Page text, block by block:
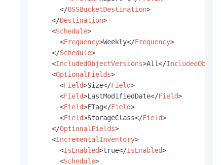
</OSSBucketDestination>
</Destination>
<Schedule>
<Frequency>Weekly</Frequency>
</Schedule>
<IncludedObjectVersions>All</
<OptionalFields>
<Field>Size</Field>
<Field>LastModifiedDate</Field>
<Field>ETag</Field>
<Field>StorageClass</Field>
</OptionalFields>
<IncrementalInventory>
<IsEnabled>true</IsEnabled>
<Schedule>